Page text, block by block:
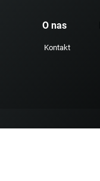
O nas
Kontakt